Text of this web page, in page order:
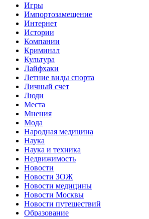
Игры
Импортозамещение
Интернет
Истории
Компании
Криминал
Культура
Лайфхаки
Летние виды спорта
Личный счет
Люди
Места
Мнения
Мода
Народная медицина
Наука
Наука и техника
Недвижимость
Новости
Новости ЗОЖ
Новости медицины
Новости Москвы
Новости путешествий
Образование